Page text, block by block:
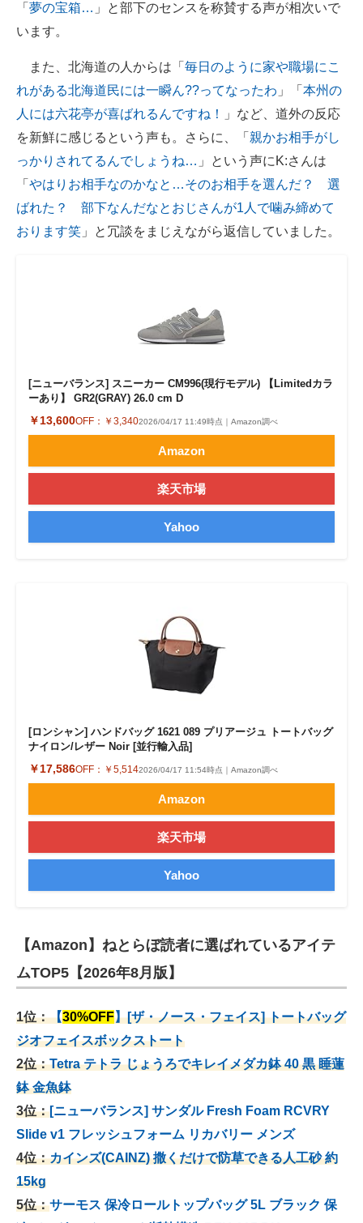
「 夢の宝箱… 」と部下のセンスを称賛する声が相次いで
います。
また、北海道の人からは「 毎日のように家や職場にこ
れがある北海道民には一瞬ん??ってなったわ 」「 本州の
人には六花亭が喜ばれるんですね！
」など、道外の反応
を新鮮に感じるという声も。さらに、「 親かお相手がし
っかりされてるんでしょうね… 」という声にK:さんは
「 やはりお相手なのかなと…そのお相手を選んだ？ 選
ばれた？ 部下なんだなとおじさんが1人で噛み締めて
おります笑 」と冗談をまじえながら返信していました。
[ニューバランス] スニーカー CM996(現行モデル) 【Limitedカラ
ーあり】 GR2(GRAY) 26.0 cm D
￥13,600OFF： ￥3,3402026/04/17 11:49時点｜Amazon調べ
Amazon
楽天市場
Yahoo
[ロンシャン] ハンドバッグ 1621 089 プリアージュ トートバッグ
ナイロン/レザー Noir [並行輸入品]
￥17,586OFF： ￥5,5142026/04/17 11:54時点｜Amazon調べ
Amazon
楽天市場
Yahoo
【Amazon】ねとらぼ読者に選ばれているアイテ
ムTOP5【2026年8月版】
1位：【30%OFF】[ザ・ノース・フェイス] トートバッグ
ジオフェイスボックストート
2位：Tetra テトラ じょうろでキレイメダカ鉢 40 黒 睡蓮
鉢 金魚鉢
3位：[ニューバランス] サンダル Fresh Foam RCVRY
Slide v1 フレッシュフォーム リカバリー メンズ
4位：カインズ(CAINZ) 撒くだけで防草できる人工砂 約
15kg
5位：サーモス 保冷ロールトップバッグ 5L ブラック 保